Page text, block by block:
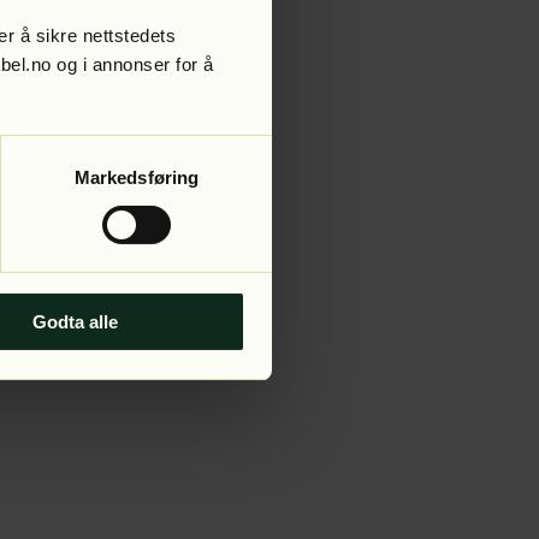
å sikre nettstedets
og i annonser for å
Markedsføring
Godta alle